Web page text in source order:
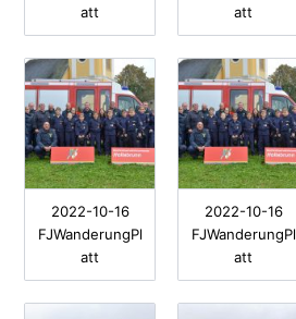
att
att
2022-10-16
FJWanderungPl
att
2022-10-16
FJWanderungPl
att